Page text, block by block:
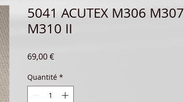
5041 ACUTEX M306 M307
M310 II
69,00 €Prix
Quantité *